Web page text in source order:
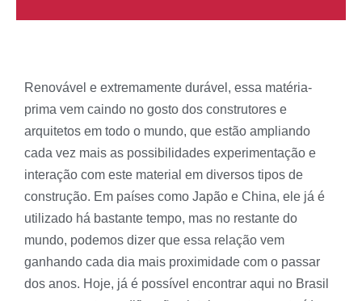
Renovável e extremamente durável, essa matéria-
prima vem caindo no gosto dos construtores e
arquitetos em todo o mundo, que estão ampliando
cada vez mais as possibilidades experimentação e
interação com este material em diversos tipos de
construção. Em países como Japão e China, ele já é
utilizado há bastante tempo, mas no restante do
mundo, podemos dizer que essa relação vem
ganhando cada dia mais proximidade com o passar
dos anos. Hoje, já é possível encontrar aqui no Brasil